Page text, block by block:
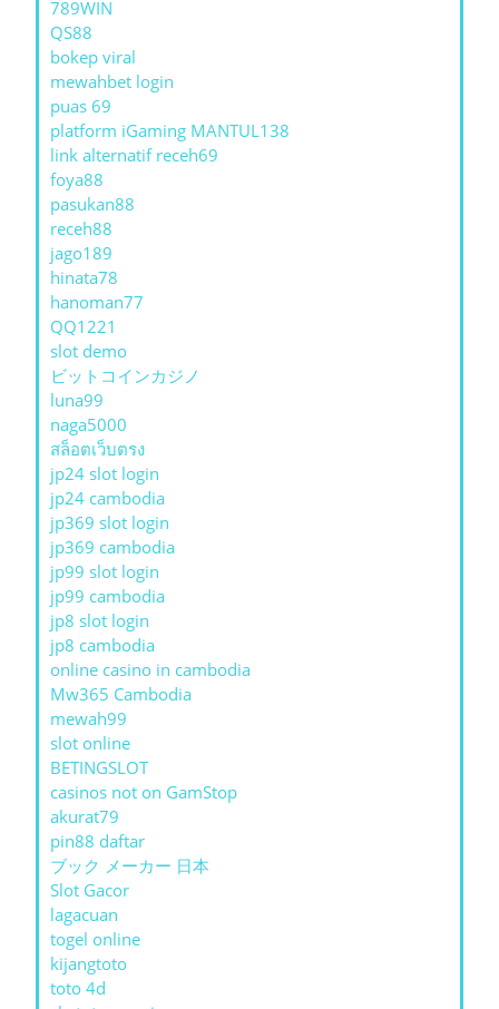
789WIN
QS88
bokep viral
mewahbet login
puas 69
platform iGaming MANTUL138
link alternatif receh69
foya88
pasukan88
receh88
jago189
hinata78
hanoman77
QQ1221
slot demo
ビットコインカジノ
luna99
naga5000
สล็อตเว็บตรง
jp24 slot login
jp24 cambodia
jp369 slot login
jp369 cambodia
jp99 slot login
jp99 cambodia
jp8 slot login
jp8 cambodia
online casino in cambodia
Mw365 Cambodia
mewah99
slot online
BETINGSLOT
casinos not on GamStop
akurat79
pin88 daftar
ブック メーカー 日本
Slot Gacor
lagacuan
togel online
kijangtoto
toto 4d